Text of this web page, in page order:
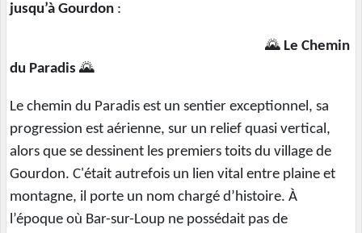
jusqu’à Gourdon :
🌄 Le Chemin
du Paradis 🌄
Le chemin du Paradis est un sentier exceptionnel, sa
progression est aérienne, sur un relief quasi vertical,
alors que se dessinent les premiers toits du village de
Gourdon. C'était autrefois un lien vital entre plaine et
montagne, il porte un nom chargé d’histoire. À
l’époque où Bar-sur-Loup ne possédait pas de